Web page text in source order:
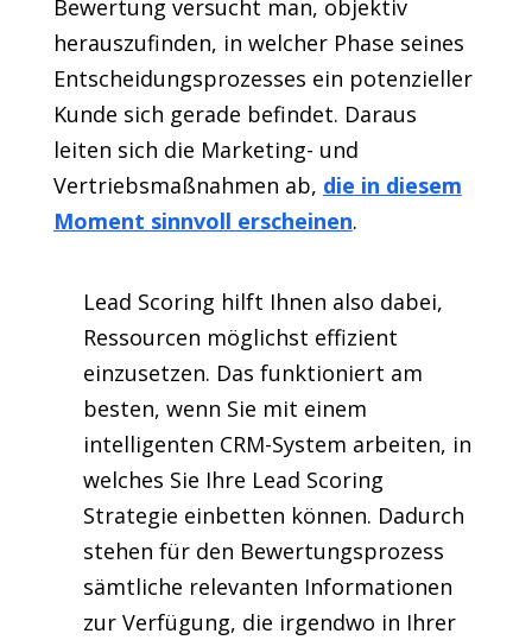
Bewertung versucht man, objektiv
herauszufinden, in welcher Phase seines
Entscheidungsprozesses ein potenzieller
Kunde sich gerade befindet. Daraus
leiten sich die Marketing- und
Vertriebsmaßnahmen ab, die in diesem
Moment sinnvoll erscheinen.
Lead Scoring hilft Ihnen also dabei,
Ressourcen möglichst effizient
einzusetzen. Das funktioniert am
besten, wenn Sie mit einem
intelligenten CRM-System arbeiten, in
welches Sie Ihre Lead Scoring
Strategie einbetten können. Dadurch
stehen für den Bewertungsprozess
sämtliche relevanten Informationen
zur Verfügung, die irgendwo in Ihrer